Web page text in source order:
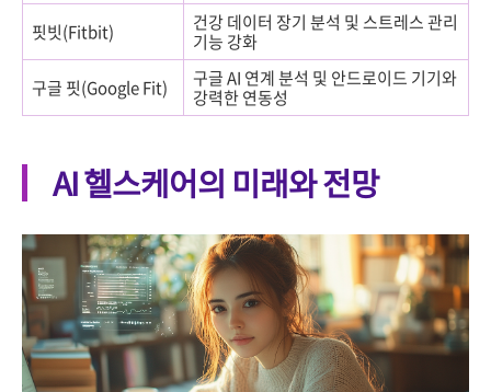
핏빗(Fitbit)
건강 데이터 장기 분석 및 스트레스 관리
기능 강화
구글 핏(Google Fit)
구글 AI 연계 분석 및 안드로이드 기기와
강력한 연동성
AI 헬스케어의 미래와 전망